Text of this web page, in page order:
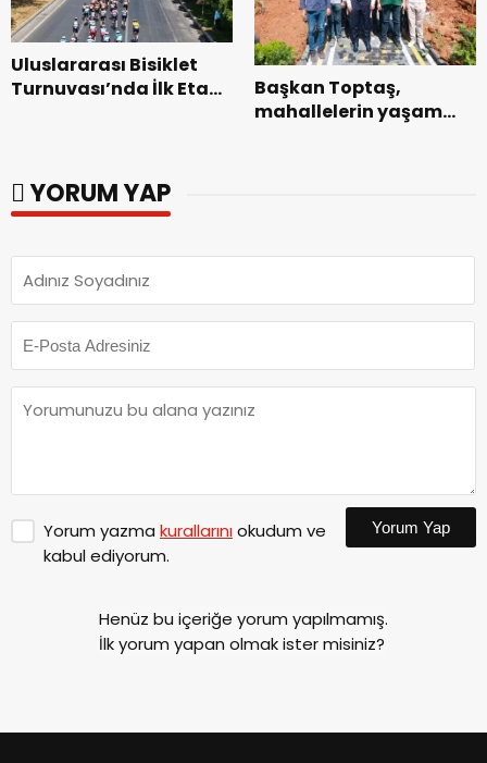
Uluslararası Bisiklet
Turnuvası’nda İlk Etap
Başkan Toptaş,
mahallelerin yaşam
YORUM YAP
Yorum yazma kurallarınıokudum ve
kabul ediyorum.
Yorum Yap
Henüz bu içeriğe yorum yapılmamış.
İlk yorum yapan olmak ister misiniz?